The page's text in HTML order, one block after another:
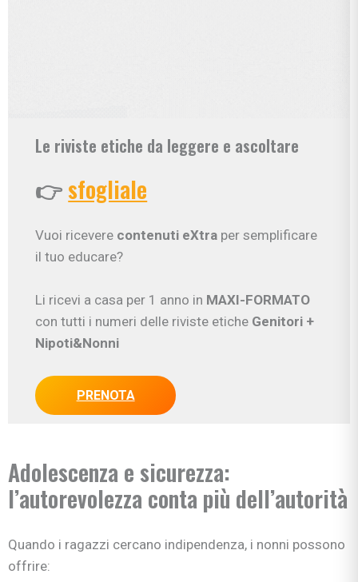
Le riviste etiche da leggere e ascoltare
👉sfogliale
Vuoi ricevere contenuti eXtra per semplificare
il tuo educare?
Li ricevi a casa per 1 anno in MAXI-FORMATO
con tutti i numeri delle riviste etiche Genitori +
Nipoti&Nonni
PRENOTA
Adolescenza e sicurezza:
l’autorevolezza conta più dell’autorità
Quando i ragazzi cercano indipendenza, i nonni possono
offrire: